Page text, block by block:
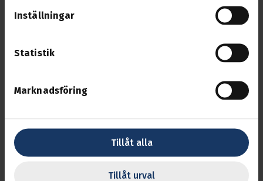
Inställningar
Statistik
Marknadsföring
Tillåt alla
Tillåt urval
Frågor hänvisas till
eller
Om Startpunkten låter intressant men du har
svårt att ta dig till en fysisk utbildning så har vi
kontaktar vi dig så fort vi kan.